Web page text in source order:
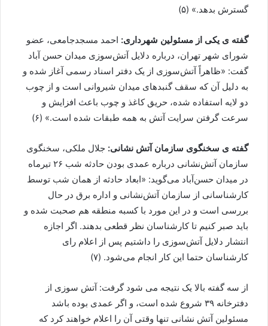
گسترش بدهد.» (۵)
گفته ی یکی از مسئولین شهرداری: احمد مسجدجامعی، عضو
شورای شهر تهران، درباره دلایل آتش‌سوزی میدان حسن آباد
گفت: «ظاهراً آتش‌سوزی از یک دفتر اسناد رسمی آغاز شده و
به دلیل آن که سقف گنبدهای میدان شیروانی است و از چوب
دو لایه استفاده شده، حریق کاغذ و چوب باعث افزایش و
سرعت گرفتن سرایت آتش به همه طبقات شده است.» (۶)
گفته ی سخنگوی سازمان آتش نشانی: جلال ملکی، سخنگوی
سازمان آتش‌نشانی درباره عمدی بودن حادثه شب ۲۶ تیرماه
در میدان حسن‌آباد می‌گوید: «ابعاد حادثه از همان شب توسط
کارشناسانی از سازمان آتش‌نشانی و اداره برق در حال
بررسی است و در این مورد با کسبه منطقه هم صحبت شده و
باید صبر کنیم تا کارشناسان نظر قطعی بدهند. اگر اجازه
انتشار دلایل آتش‌سوزی را داشتیم پس از اعلام رای
کارشناسان حتما این کار انجام می‌شود. (۷)
از سه گفته بالا یک نتیجه می شود گرفت: آتش سوزی از
دفترخانه ۳۹ شروع شده است، و اگر عمدی بوده باشد
مسئولین آتش نشانی تنها وقتی آن را اعلام خواهند کرد که